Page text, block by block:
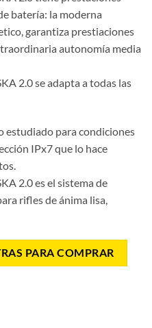
batería: la moderna
garantiza prestiaciones
autonomía media
2.0 se adapta a todas las
estudiado para condiciones
IPx7 que lo hace
2.0 es el sistema de
rifles de ánima lisa,
PARA COMPRAR